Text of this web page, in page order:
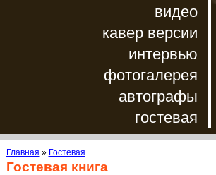
видео
кавер версии
интервью
фотогалерея
автографы
гостевая
Главная » Гостевая
Гостевая книга